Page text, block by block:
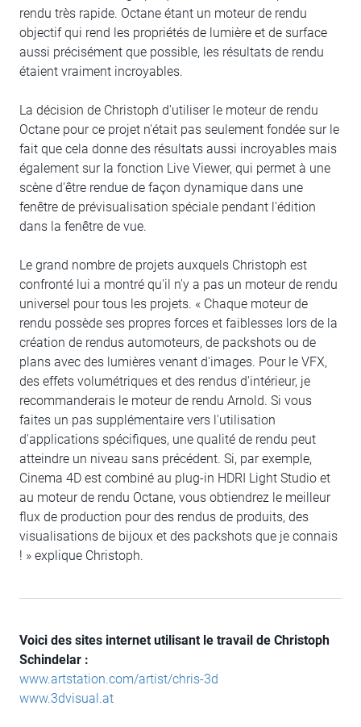
rendu très rapide. Octane étant un moteur de rendu
objectif qui rend les propriétés de lumière et de surface
aussi précisément que possible, les résultats de rendu
étaient vraiment incroyables.
La décision de Christoph d'utiliser le moteur de rendu
Octane pour ce projet n'était pas seulement fondée sur le
fait que cela donne des résultats aussi incroyables mais
également sur la fonction Live Viewer, qui permet à une
scène d'être rendue de façon dynamique dans une
fenêtre de prévisualisation spéciale pendant l'édition
dans la fenêtre de vue.
Le grand nombre de projets auxquels Christoph est
confronté lui a montré qu'il n'y a pas un moteur de rendu
universel pour tous les projets. « Chaque moteur de
rendu possède ses propres forces et faiblesses lors de la
création de rendus automoteurs, de packshots ou de
plans avec des lumières venant d'images. Pour le VFX,
des effets volumétriques et des rendus d'intérieur, je
recommanderais le moteur de rendu Arnold. Si vous
faites un pas supplémentaire vers l'utilisation
d'applications spécifiques, une qualité de rendu peut
atteindre un niveau sans précédent. Si, par exemple,
Cinema 4D est combiné au plug-in HDRI Light Studio et
au moteur de rendu Octane, vous obtiendrez le meilleur
flux de production pour des rendus de produits, des
visualisations de bijoux et des packshots que je connais
! » explique Christoph.
Voici des sites internet utilisant le travail de Christoph
Schindelar :
www.artstation.com/artist/chris-3d
www.3dvisual.at